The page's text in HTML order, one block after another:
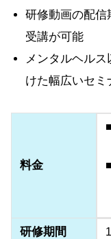
研修動画の配信
受講が可能
メンタルヘル
けた幅広いセミ
料金
研修期間